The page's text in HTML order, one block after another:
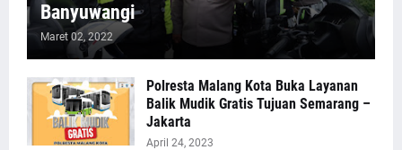
Banyuwangi
Maret 02, 2022
Polresta Malang Kota Buka Layanan
Balik Mudik Gratis Tujuan Semarang –
Jakarta
April 24, 2023